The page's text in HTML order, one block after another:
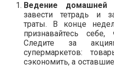
Ведение домашней
завести тетрадь и
траты. В конце
признавайтесь
Следите за
супермаркетов:
сэкономить, а